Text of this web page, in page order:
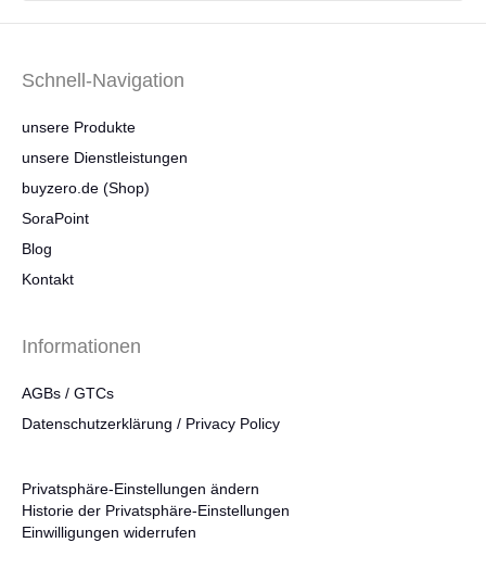
Schnell-Navigation
unsere Produkte
unsere Dienstleistungen
buyzero.de (Shop)
SoraPoint
Blog
Kontakt
Informationen
AGBs / GTCs
Datenschutzerklärung / Privacy Policy
Privatsphäre-Einstellungen ändern
Historie der Privatsphäre-Einstellungen
Einwilligungen widerrufen